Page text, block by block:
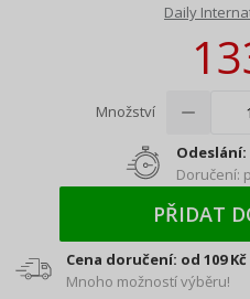
Daily
Množství
Doručení:
PŘIDAT
Cena doručení: od 109 Kč
Mnoho možností výběru!